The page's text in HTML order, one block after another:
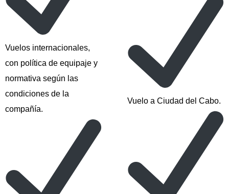
Vuelos internacionales,
con política de equipaje y
normativa según las
condiciones de la
compañía.
Vuelo a Ciudad del Cabo.